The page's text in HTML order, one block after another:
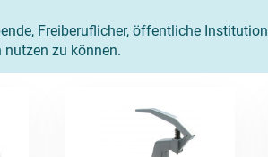
Freiberuflicher, öffentliche
zu können.